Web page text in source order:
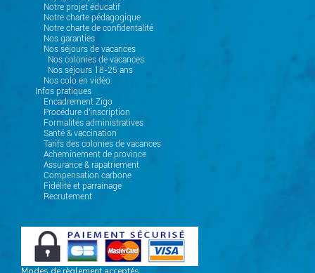
Notre projet éducatif
Notre charte pédagogique
Notre charte de confidentalité
Nos garanties
Nos séjours de vacances
Nos colonies de vacances
Nos séjours 18-25 ans
Nos colo en vidéo
Infos pratiques
Encadrement Zigo
Procédure d'inscription
Formalités administratives
Santé & vaccination
Tarifs des colonies de vacances
Acheminement de province
Assurance & rapatriement
Compensation carbone
Fidélité et parrainage
Recrutement